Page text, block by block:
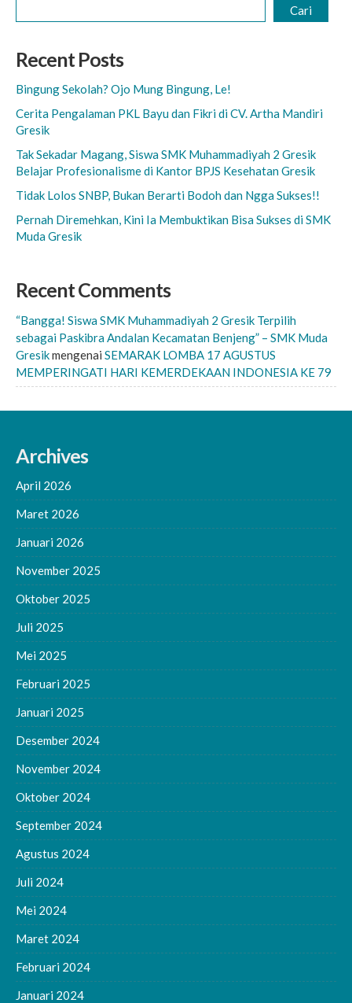
Cari
Recent Posts
Bingung Sekolah? Ojo Mung Bingung, Le!
Cerita Pengalaman PKL Bayu dan Fikri di CV. Artha Mandiri
Gresik
Tak Sekadar Magang, Siswa SMK Muhammadiyah 2 Gresik
Belajar Profesionalisme di Kantor BPJS Kesehatan Gresik
Tidak Lolos SNBP, Bukan Berarti Bodoh dan Ngga Sukses!!
Pernah Diremehkan, Kini Ia Membuktikan Bisa Sukses di SMK
Muda Gresik
Recent Comments
“Bangga! Siswa SMK Muhammadiyah 2 Gresik Terpilih
sebagai Paskibra Andalan Kecamatan Benjeng” – SMK Muda
Gresikmengenai SEMARAK LOMBA 17 AGUSTUS
MEMPERINGATI HARI KEMERDEKAAN INDONESIA KE 79
Archives
April 2026
Maret 2026
Januari 2026
November 2025
Oktober 2025
Juli 2025
Mei 2025
Februari 2025
Januari 2025
Desember 2024
November 2024
Oktober 2024
September 2024
Agustus 2024
Juli 2024
Mei 2024
Maret 2024
Februari 2024
Januari 2024